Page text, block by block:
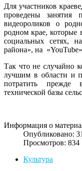
Для участников
проведены занятия
видеороликов о
родном крае, которые
социальных сетях,
района», на
Так что не случайно
лучшим в области и
потратить прежде
технической базы
Информация о
Опубликовано:
Просмотров: 834
Культура